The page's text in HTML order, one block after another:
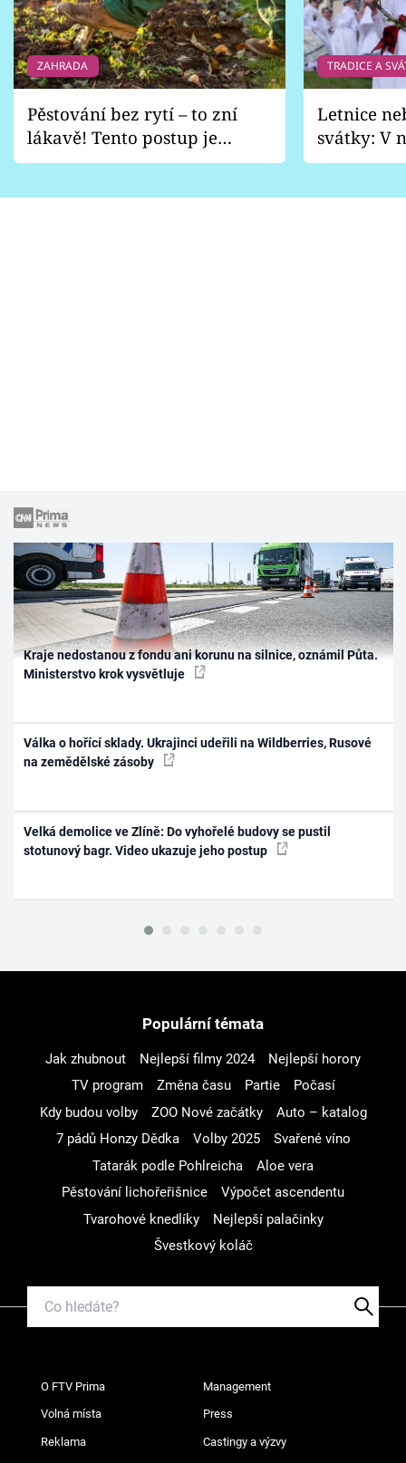
ZAHRADA
Pěstování bez rytí – to zní
lákavě! Tento postup je
vhodný jen pro některé
TRADICE A
Letnice
svátky: V
pondělí
Kraje nedostanou z fondu ani korunu na silnice, oznámil Půta.
Ministerstvo krok vysvětluje
Válka o hořící sklady. Ukrajinci udeřili na Wildberries, Rusové
na zemědělské zásoby
Velká demolice ve Zlíně: Do vyhořelé budovy se pustil
stotunový bagr. Video ukazuje jeho postup
Populární témata
Jak zhubnout Nejlepší filmy 2024
Nejlepší horory
TV program
Změna času Partie
Počasí
Kdy budou volby
ZOO Nové začátky
Auto – katalog
7 pádů Honzy Dědka
Volby 2025
Svařené víno
Tatarák podle Pohlreicha
Aloe vera
Pěstování lichořeřišnice
Výpočet ascendentu
Tvarohové knedlíky
Nejlepší palačinky
Švestkový koláč
O FTV Prima Management
Volná místa Press
Reklama Castingy a výzvy